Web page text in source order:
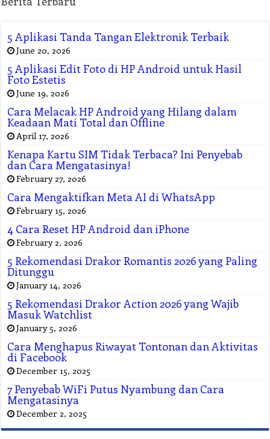
5 Aplikasi Tanda Tangan Elektronik Terbaik
June 20, 2026
5 Aplikasi Edit Foto di HP Android untuk Hasil
Foto Estetis
June 19, 2026
Cara Melacak HP Android yang Hilang dalam
Keadaan Mati Total dan Offline
April 17, 2026
Kenapa Kartu SIM Tidak Terbaca? Ini Penyebab
dan Cara Mengatasinya!
February 27, 2026
Cara Mengaktifkan Meta AI di WhatsApp
February 15, 2026
4 Cara Reset HP Android dan iPhone
February 2, 2026
5 Rekomendasi Drakor Romantis 2026 yang Paling
Ditunggu
January 14, 2026
5 Rekomendasi Drakor Action 2026 yang Wajib
Masuk Watchlist
January 5, 2026
Cara Menghapus Riwayat Tontonan dan Aktivitas
di Facebook
December 15, 2025
7 Penyebab WiFi Putus Nyambung dan Cara
Mengatasinya
December 2, 2025